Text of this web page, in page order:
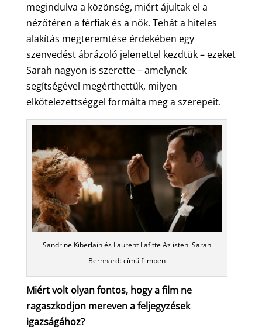
megindulva a közönség, miért ájultak el a
nézőtéren a férfiak és a nők. Tehát a hiteles
alakítás megteremtése érdekében egy
szenvedést ábrázoló jelenettel kezdtük – ezeket
Sarah nagyon is szerette – amelynek
segítségével megérthettük, milyen
elkötelezettséggel formálta meg a szerepeit.
Sandrine Kiberlain és Laurent Lafitte Az isteni Sarah
Bernhardt című filmben
Miért volt olyan fontos, hogy a film ne
ragaszkodjon mereven a feljegyzések
igazságához?